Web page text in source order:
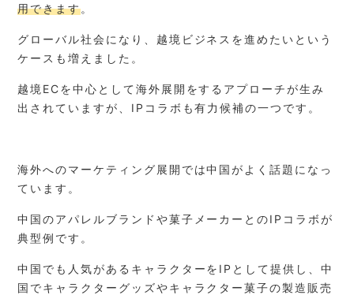
用できます。
グローバル社会になり、越境ビジネスを進めたいという
ケースも増えました。
越境ECを中心として海外展開をするアプローチが生み
出されていますが、IPコラボも有力候補の一つです。
海外へのマーケティング展開では中国がよく話題になっ
ています。
中国のアパレルブランドや菓子メーカーとのIPコラボが
典型例です。
中国でも人気があるキャラクターをIPとして提供し、中
国でキャラクターグッズやキャラクター菓子の製造販売